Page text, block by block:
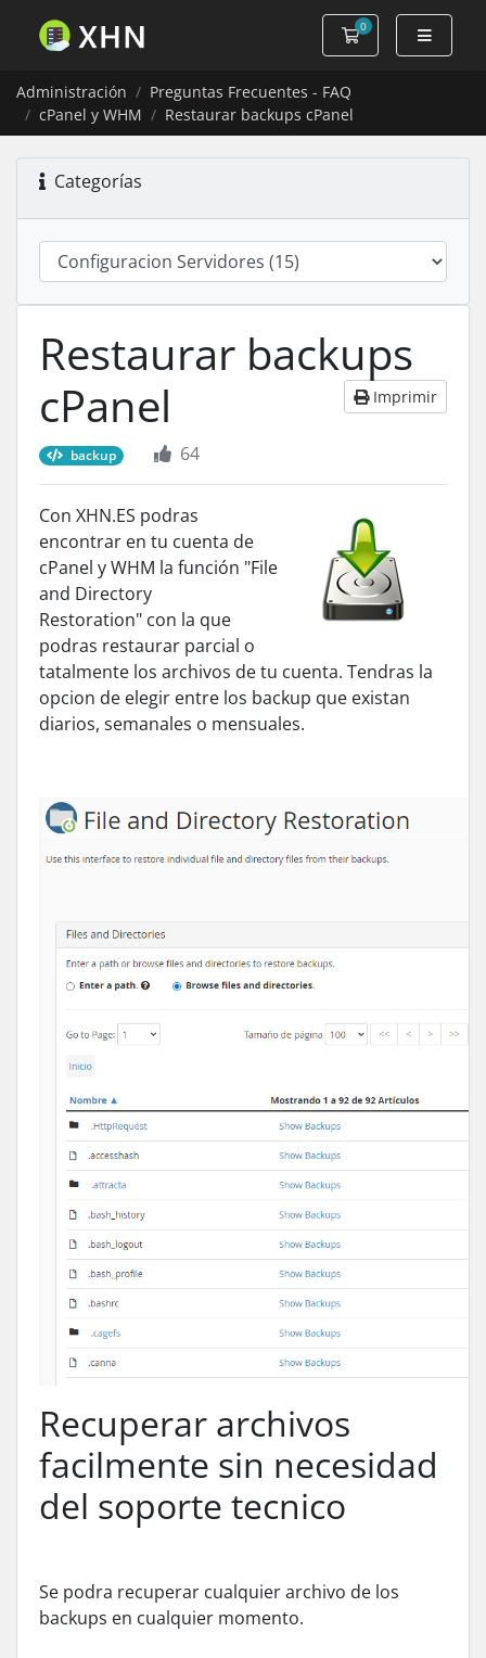
0
Carro de Pedidos
Administración
Preguntas Frecuentes - FAQ
cPanel y WHM
Restaurar backups cPanel
Categorías
Restaurar backups
cPanel
Imprimir
backup 64
Con XHN.ES podras
encontrar en tu cuenta de
cPanel y WHM la función "File
and Directory
Restoration" con la que
podras restaurar parcial o
tatalmente los archivos de tu cuenta. Tendras la
opcion de elegir entre los backup que existan
diarios, semanales o mensuales.
Recuperar archivos
facilmente sin necesidad
del soporte tecnico
Se podra recuperar cualquier archivo de los
backups en cualquier momento.